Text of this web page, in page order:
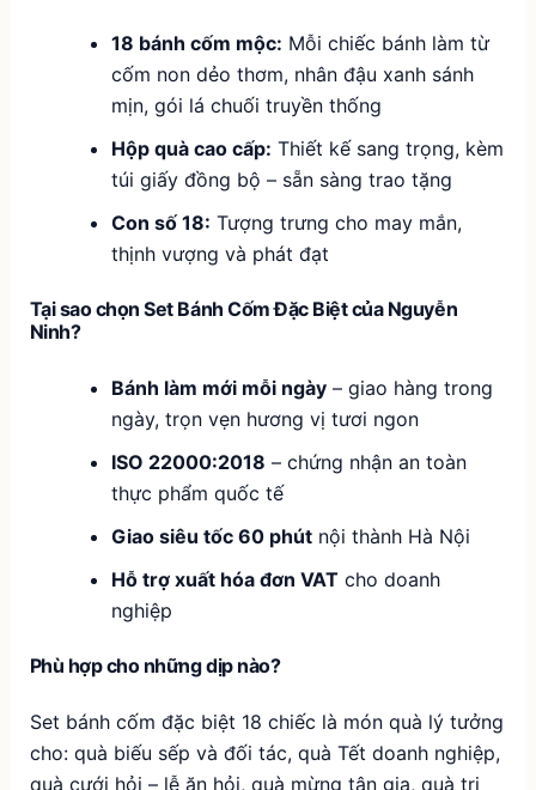
18 bánh cốm mộc: Mỗi chiếc bánh làm từ
cốm non dẻo thơm, nhân đậu xanh sánh
mịn, gói lá chuối truyền thống
Hộp quà cao cấp: Thiết kế sang trọng, kèm
túi giấy đồng bộ – sẵn sàng trao tặng
Con số 18: Tượng trưng cho may mắn,
thịnh vượng và phát đạt
Tại sao chọn Set Bánh Cốm Đặc Biệt của Nguyễn
Ninh?
Bánh làm mới mỗi ngày– giao hàng trong
ngày, trọn vẹn hương vị tươi ngon
ISO 22000:2018 – chứng nhận an toàn
thực phẩm quốc tế
Giao siêu tốc 60 phútnội thành Hà Nội
Hỗ trợ xuất hóa đơn VATcho doanh
nghiệp
Phù hợp cho những dịp nào?
Set bánh cốm đặc biệt 18 chiếc là món quà lý tưởng
cho: quà biếu sếp và đối tác, quà Tết doanh nghiệp,
quà cưới hỏi – lễ ăn hỏi, quà mừng tân gia, quà tri